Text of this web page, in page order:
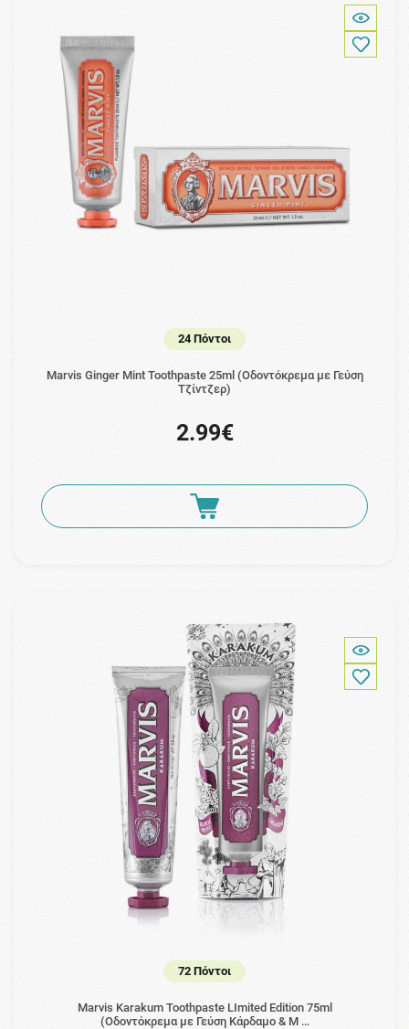
24 Πόντοι
Marvis Ginger Mint Toothpaste 25ml (Οδοντόκρεμα με Γεύση
Τζίντζερ)
2.99€
72 Πόντοι
Marvis Karakum Toothpaste LImited Edition 75ml
(Οδοντόκρεμα με Γεύση Κάρδαμο & Μ …